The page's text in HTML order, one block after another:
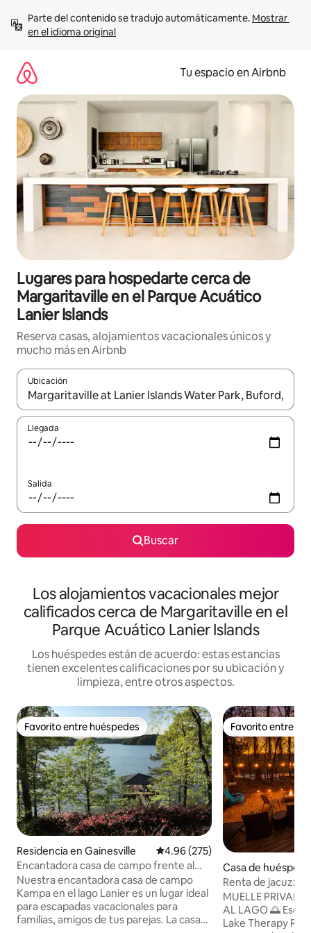
contenido
Parte del contenido se tradujo automáticamente. Mostrar
en el idioma original
Tu espacio en Airbnb
Lugares para hospedarte cerca de
Margaritaville en el Parque Acuático
Lanier Islands
Reserva casas, alojamientos vacacionales únicos y
mucho más en Airbnb
Ubicación
Cuando los resultados estén disponibles, podrás navegar
Llegada
Salida
Buscar
Los alojamientos vacacionales mejor
calificados cerca de Margaritaville en el
Parque Acuático Lanier Islands
Los huéspedes están de acuerdo: estas estancias
tienen excelentes calificaciones por su ubicación y
limpieza, entre otros aspectos.
Favorito entre huéspedes
Favorito entre huéspedes
Residencia en Gainesville Calificación promedio: 4.96 de
4.96 (275)
Encantadora casa de campo frente al
lago Lanier con muelle
Nuestra encantadora casa de campo
Kampa en el lago Lanier es un lugar ideal
para escapadas vacacionales para
familias, amigos de tus parejas. La casa
Favorito entre
Favorito entre
Casa de
esville
Renta de jacuzzi
pontón / moto
pisos
MUELLE
AL LAGO 🌅 Escápate a
Lake Therapy